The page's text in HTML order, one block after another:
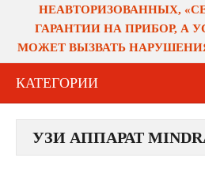
НЕАВТОРИЗОВАННЫХ,
ГАРАНТИИ НА ПРИБОР, А
МОЖЕТ ВЫЗВАТЬ
КАТЕГОРИИ
УЗИ АППАРАТ